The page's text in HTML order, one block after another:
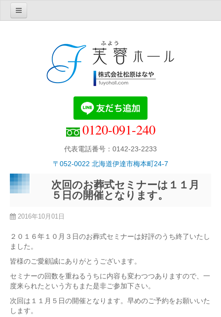
0120-091-240
代表電話番号：0142-23-2233
〒052-0022 北海道伊達市梅本町24-7
芙蓉ホール紹介
芙蓉ホールの理念・概要
芙蓉ホールでの葬儀
芙蓉ホール別館・胡蝶
２階・中規模葬用ホール
お知らせ
葬儀について
葬儀セミナーご案内
取扱商品
供物
スタンド花
アレンジメントフラワー
次回のお葬式セミナーは１１月
５日の開催となります。
2016年10月01日
２０１６年１０月３日のお葬式セミナーは好評のうち終了いたし
ました。
皆様のご愛顧誠にありがとうございます。
セミナーの回数を重ねるうちに内容も変わつつありますので、一
度来られたという方もまた是非ご参加下さい。
次回は１１月５日の開催となります。早めのご予約をお願いいた
します。